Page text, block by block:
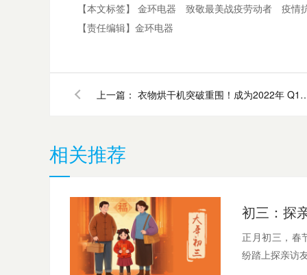
【本文标签】 金环电器 致敬最美战疫劳动者
疫情
【责任编辑】 金环电器
上一篇： 衣物烘干机突破重围！成为
相关推荐
正月初三，春
纷踏上探亲访